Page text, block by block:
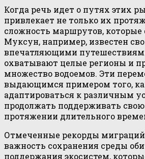
Когда речь идет о путях этих
привлекает не только их
сложность маршрутов,
Муксун, например, известен
впечатляющими
охватывают целые регионы и
множество водоемов. Эти
выдающимся примером того,
адаптироваться к различным
продолжать поддерживать
протяжении длительного
Отмеченные рекорды
важность сохранения среды
поддержания экосистем,